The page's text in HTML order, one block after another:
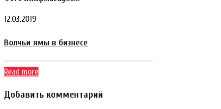
12.03.2019
Волчьи ямы в бизнесе
Read more
Добавить комментарий